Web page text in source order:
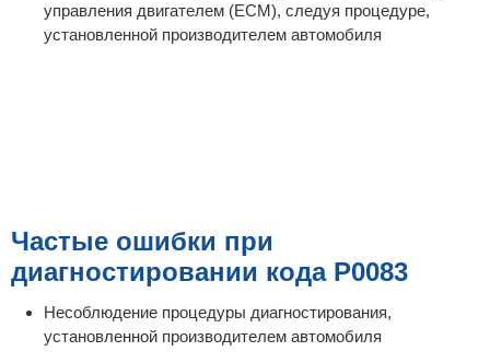
управления двигателем (ECM), следуя процедуре,
установленной производителем автомобиля
Частые ошибки при
диагностировании кода P0083
Несоблюдение процедуры диагностирования,
установленной производителем автомобиля